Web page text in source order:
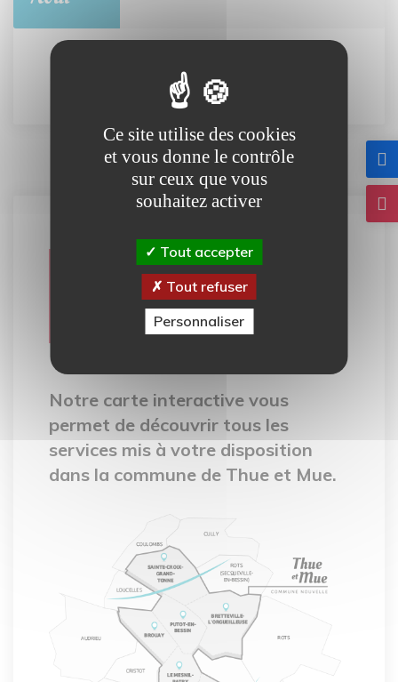
Tout l'agenda
Carte
interactive
Notre carte interactive vous
permet de découvrir tous les
services mis à votre disposition
dans la commune de Thue et Mue.
Ce site utilise des cookies
et vous donne le contrôle
sur ceux que vous
souhaitez activer
Tout accepter
Tout refuser
Personnaliser